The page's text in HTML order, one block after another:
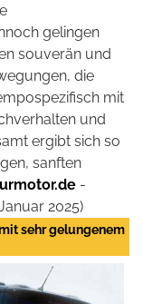
gelingen
souverän und
die
mit
und
ergibt sich so
sanften
-
2025)
sehr gelungenem